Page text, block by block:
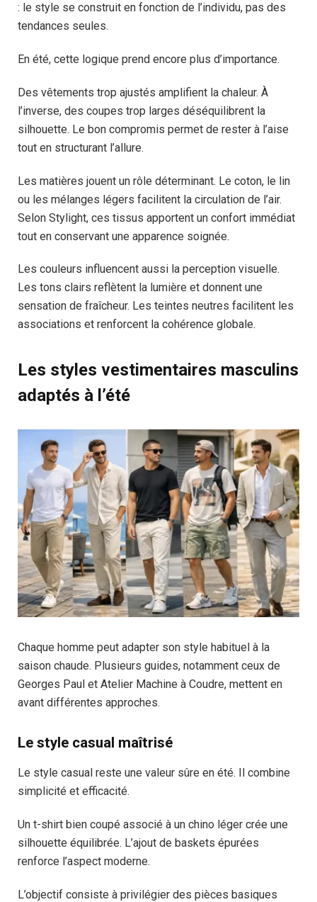
: le style se construit en fonction de l’individu, pas des
tendances seules.
En été, cette logique prend encore plus d’importance.
Des vêtements trop ajustés amplifient la chaleur. À
l’inverse, des coupes trop larges déséquilibrent la
silhouette. Le bon compromis permet de rester à l’aise
tout en structurant l’allure.
Les matières jouent un rôle déterminant. Le coton, le lin
ou les mélanges légers facilitent la circulation de l’air.
Selon Stylight, ces tissus apportent un confort immédiat
tout en conservant une apparence soignée.
Les couleurs influencent aussi la perception visuelle.
Les tons clairs reflètent la lumière et donnent une
sensation de fraîcheur. Les teintes neutres facilitent les
associations et renforcent la cohérence globale.
Les styles vestimentaires masculins
adaptés à l’été
Chaque homme peut adapter son style habituel à la
saison chaude. Plusieurs guides, notamment ceux de
Georges Paul et Atelier Machine à Coudre, mettent en
avant différentes approches.
Le style casual maîtrisé
Le style casual reste une valeur sûre en été. Il combine
simplicité et efficacité.
Un t-shirt bien coupé associé à un chino léger crée une
silhouette équilibrée. L’ajout de baskets épurées
renforce l’aspect moderne.
L’objectif consiste à privilégier des pièces basiques